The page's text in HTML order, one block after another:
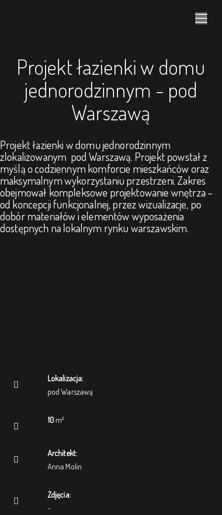
Projekt łazienki w domu
jednorodzinnym - pod
Warszawą
Projekt łazienki w domu jednorodzinnym
zlokalizowanym pod Warszawą. Projekt powstał z
myślą o codziennym komforcie mieszkańców oraz
maksymalnym wykorzystaniu przestrzeni. Zakres
obejmował kompleksowe projektowanie wnętrza –
od koncepcji funkcjonalnej, przez wizualizacje, po
dobór materiałów i elementów wyposażenia
dostępnych na lokalnym rynku warszawskim.
Lokalizacja:
pod Warszawą
10m²
Architekt:
Anna Molin
Zdjęcia:
-